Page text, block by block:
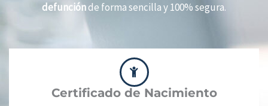
defunciónde forma sencilla y 100% segura.
Certificado de Nacimiento